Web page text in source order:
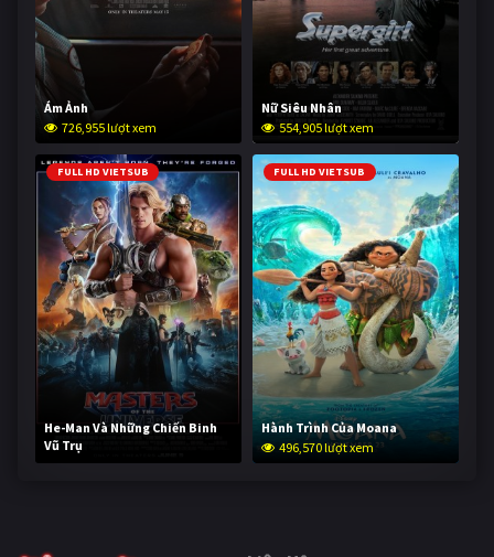
Ám Ảnh
726,955 lượt xem
Nữ Siêu Nhân
554,905 lượt xem
FULL HD VIETSUB
He-Man Và Những Chiến Binh
Vũ Trụ
245,627 lượt xem
FULL HD VIETSUB
Hành Trình Của Moana
496,570 lượt xem